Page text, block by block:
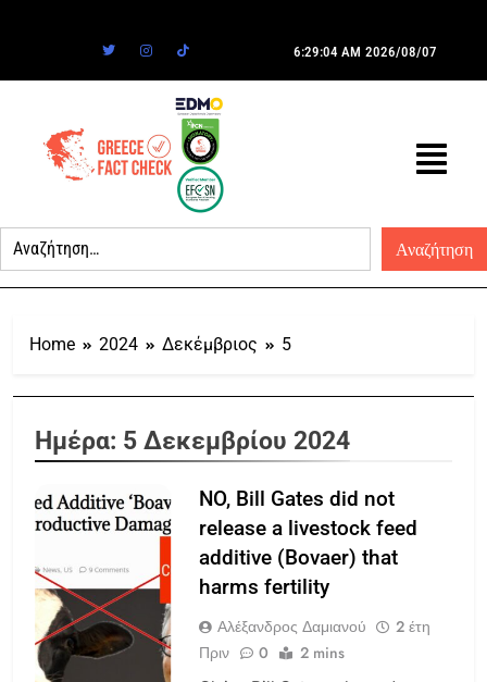
6:29:04 AM 2026/08/07
Home 2024 Δεκέμβριος 5
Ημέρα: 5 Δεκεμβρίου 2024
NO, Bill Gates did not
release a livestock feed
additive (Bovaer) that
harms fertility
Αλέξανδρος Δαμιανού
2 έτη
Πριν
0 2 mins